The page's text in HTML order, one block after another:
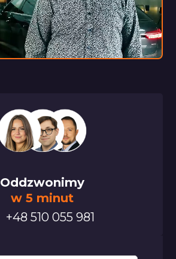
Oddzwonimy
w 5 minut
+48 510 055 981